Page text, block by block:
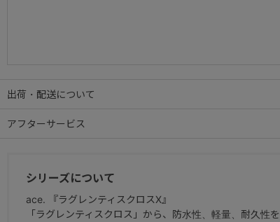
出荷・配送について
アフターサービス
シリーズについて
ace. 『ラグレンティスクロスX』
「ラグレンティスクロス」から、防水性、軽量、耐久性